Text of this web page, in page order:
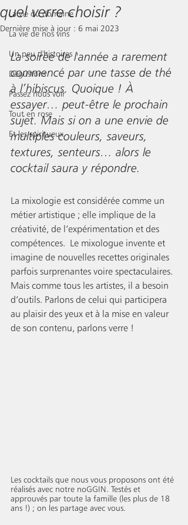
La vie du domaine
La vie de nos vins
Un peu d'histoires
Dégustons
Passez nous voir
Tout en rose
Et les spiritueux
quel verre choisir ?
Dernière mise à jour : 6 mai 2023
La soirée de l'année a rarement
commencé par une tasse de thé
à l’hibiscus. Quoique ! À
essayer… peut-être le prochain
sujet. Mais si on a une envie de
multiples couleurs, saveurs,
textures, senteurs… alors le
cocktail saura y répondre.
La mixologie est considérée comme un
métier artistique ; elle implique de la
créativité, de l’expérimentation et des
compétences.  Le mixologue invente et
imagine de nouvelles recettes originales
parfois surprenantes voire spectaculaires.
Mais comme tous les artistes, il a besoin
d’outils. Parlons de celui qui participera
au plaisir des yeux et à la mise en valeur
de son contenu, parlons verre !
Les cocktails que nous vous proposons ont été
réalisés avec notre noGGIN. Testés et
approuvés par toute la famille (les plus de 18
ans !) ; on les partage avec vous.